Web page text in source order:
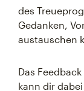
des
Gedanken,
austauschen
Das
kann dir